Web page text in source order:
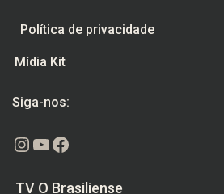
Política de privacidade
Mídia Kit
Siga-nos:
Instagram
Youtube
Facebook
TV O Brasiliense